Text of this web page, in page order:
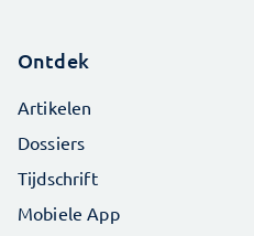
Ontdek
Artikelen
Dossiers
Tijdschrift
Mobiele App